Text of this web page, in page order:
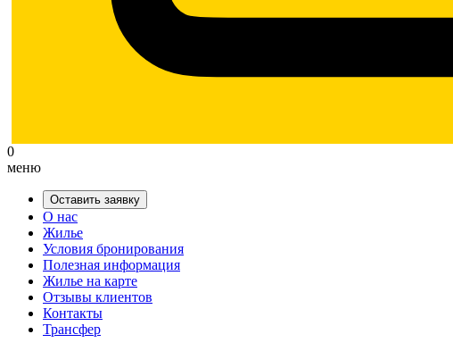
0
меню
Оставить заявку
О нас
Жилье
Условия бронирования
Полезная информация
Жилье на карте
Отзывы клиентов
Контакты
Трансфер